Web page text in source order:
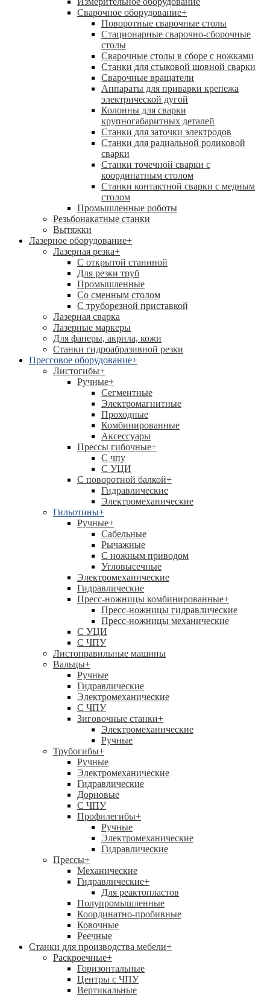
Сварочное оборудование+
Поворотные сварочные столы
Стационарные сварочно-сборочные
столы
Сварочные столы в сборе с ножками
Станки для стыковой шовной сварки
Сварочные вращатели
Аппараты для приварки крепежа
электрической дугой
Колонны для сварки
крупногабаритных деталей
Станки для заточки электродов
Станки для радиальной роликовой
сварки
Станки точечной сварки с
координатным столом
Станки контактной сварки с медным
столом
Промышленные роботы
Резьбонакатные станки
Вытяжки
Лазерное оборудование+
Лазерная резка+
С открытой станиной
Для резки труб
Промышленные
Со сменным столом
С труборезной приставкой
Лазерная сварка
Лазерные маркеры
Для фанеры, акрила, кожи
Станки гидроабразивной резки
Прессовое оборудование+
Листогибы+
Ручные+
Сегментные
Электромагнитные
Проходные
Комбинированные
Аксессуары
Прессы гибочные+
C чпу
С УЦИ
С поворотной балкой+
Гидравлические
Электромеханические
Гильотины+
Ручные+
Сабельные
Рычажные
С ножным приводом
Угловысечные
Электромеханические
Гидравлические
Пресс-ножницы комбинированные+
Пресс-ножницы гидравлические
Пресс-ножницы механические
С УЦИ
С ЧПУ
Листоправильные машины
Вальцы+
Ручные
Гидравлические
Электромеханические
С ЧПУ
Зиговочные станки+
Электромеханические
Ручные
Трубогибы+
Ручные
Электромеханические
Гидравлические
Дорновые
С ЧПУ
Профилегибы+
Ручные
Электромеханические
Гидравлические
Прессы+
Механические
Гидравлические+
Для реактопластов
Полупромышленные
Координатно-пробивные
Ковочные
Реечные
Станки для производства мебели+
Раскроечные+
Горизонтальные
Центры с ЧПУ
Вертикальные